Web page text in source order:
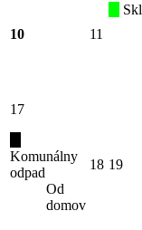
10 11
17
Komunálny
odpad
Od
domov
18 19